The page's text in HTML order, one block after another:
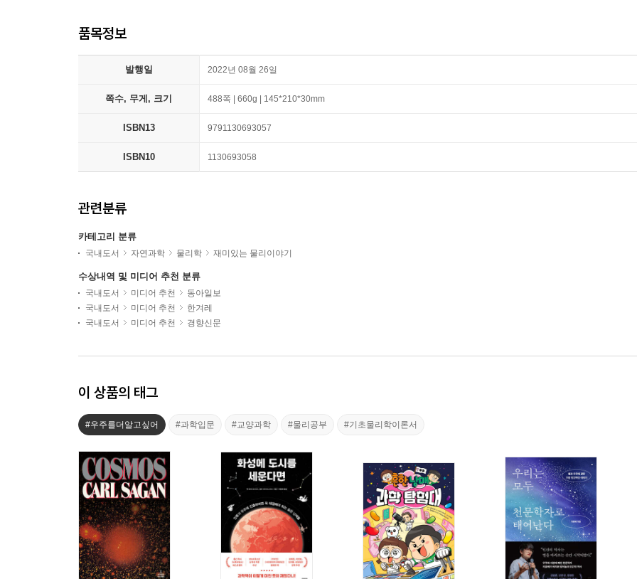
품목정보
발행일 2022년 08월 26일
쪽수, 무게, 크기 488쪽 | 660g | 145*210*30mm
ISBN13 9791130693057
ISBN10 1130693058
관련분류
카테고리 분류
국내도서 자연과학 물리학 재미있는 물리이야기
수상내역 및 미디어 추천 분류
국내도서 미디어 추천
동아일보
국내도서
미디어 추천
한겨레
국내도서
미디어 추천 경향신문
이 상품의 태그
#우주를더알고싶어 #과학입문 #교양과학 #물리공부 #기초물리학이론서